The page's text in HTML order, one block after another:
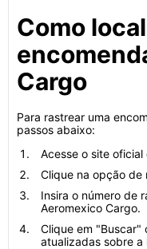
Como
Cargo
Para rastrear uma
passos abaixo:
Acesse o site
Clique na opção de
Insira o número de
Aeromexico Cargo.
Clique em "Buscar"
atualizadas sobre a